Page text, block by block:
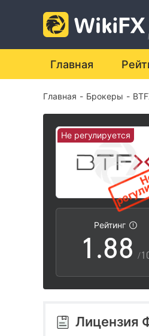
Главная
Главная - Брокеры -
Не регулируется
Рейтинг
0
1
2
3
.
2
3
4
5
6
7
8
9
2
3
4
5
6
7
8
9
/
Лицензия